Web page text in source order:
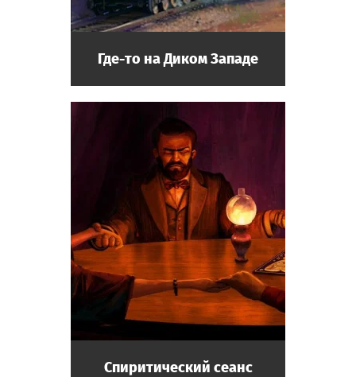
Где-то на Диком Западе
Спиритический сеанс